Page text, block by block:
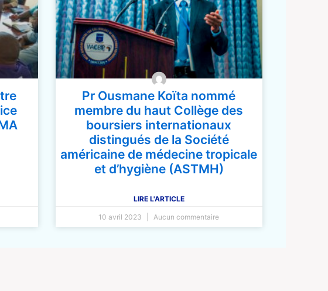
Pr Ousmane Koïta nommé
membre du haut Collège des
boursiers internationaux
distingués de la Société
américaine de médecine tropicale
et d’hygiène (ASTMH)
LIRE L'ARTICLE
10 avril 2023 Aucun commentaire